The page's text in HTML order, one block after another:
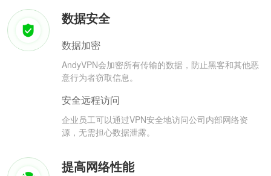
数据安全
数据加密
AndyVPN会加密所有传输的数据，防止黑客和其他恶
意行为者窃取信息。
安全远程访问
企业员工可以通过VPN安全地访问公司内部网络资
源，无需担心数据泄露。
提高网络性能